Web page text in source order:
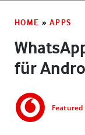
HOME » APPS
für
Featured